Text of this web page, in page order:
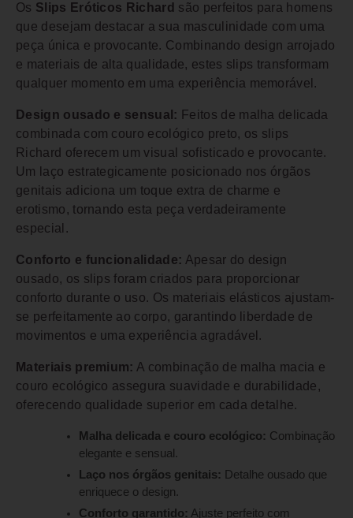
Os Slips Eróticos Richard são perfeitos para homens
que desejam destacar a sua masculinidade com uma
peça única e provocante. Combinando design arrojado
e materiais de alta qualidade, estes slips transformam
qualquer momento em uma experiência memorável.
Design ousado e sensual: Feitos de malha delicada
combinada com couro ecológico preto, os slips
Richard oferecem um visual sofisticado e provocante.
Um laço estrategicamente posicionado nos órgãos
genitais adiciona um toque extra de charme e
erotismo, tornando esta peça verdadeiramente
especial.
Conforto e funcionalidade: Apesar do design
ousado, os slips foram criados para proporcionar
conforto durante o uso. Os materiais elásticos ajustam-
se perfeitamente ao corpo, garantindo liberdade de
movimentos e uma experiência agradável.
Materiais premium: A combinação de malha macia e
couro ecológico assegura suavidade e durabilidade,
oferecendo qualidade superior em cada detalhe.
Malha delicada e couro ecológico: Combinação
elegante e sensual.
Laço nos órgãos genitais: Detalhe ousado que
enriquece o design.
Conforto garantido: Ajuste perfeito com